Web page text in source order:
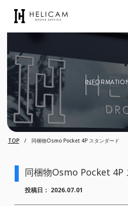
TOP 同梱物Osmo Pocket 4P スタンダード
同梱物Osmo Pocket 4P
投稿日： 2026.07.01